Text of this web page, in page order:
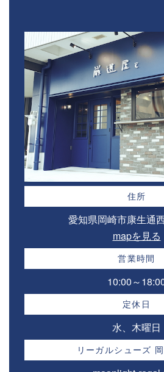
住所
愛知県岡崎市康生通
mapを見る
営業時間
10:00～
定休日
水、木曜日
リーガルシューズ